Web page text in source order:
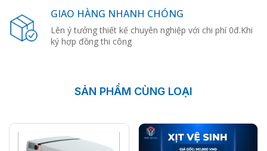
GIAO HÀNG NHANH CHÓNG
Lên ý tưởng thiết kế chuyên nghiệp với chi phí 0đ.Khi
ký hợp đồng thi công
SẢN PHẨM CÙNG LOẠI